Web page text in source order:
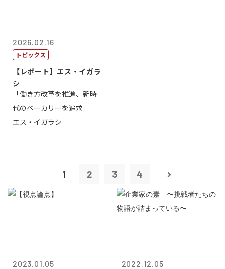
2026.02.16
トピックス
【レポート】エス・イガラ
シ
「働き方改革を推進、新時
代のベーカリーを追求」
エス・イガラシ
1 2 3 4
2023.01.05 2022.12.05